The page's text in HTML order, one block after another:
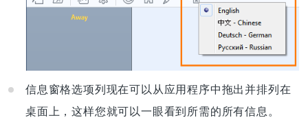
信息窗格选项列现在可以从应用程序中拖出并排列在
桌面上，这样您就可以一眼看到所需的所有信息。